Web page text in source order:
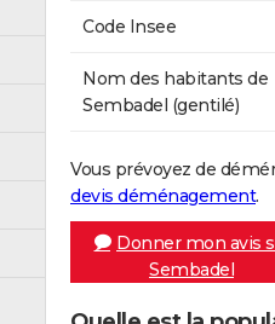
Code Insee
Nom des habitants de
Sembadel (gentilé)
Vous prévoyez de
devis déménagement.
Donner mon avis
Sembadel